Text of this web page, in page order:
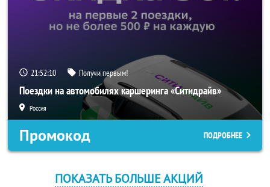
21:52:10 Получи первым!
Поездки на автомобилях каршеринга «Ситидрайв»
Россия
Промокод ПОДРОБНЕЕ
ПОКАЗАТЬ БОЛЬШЕ АКЦИЙ